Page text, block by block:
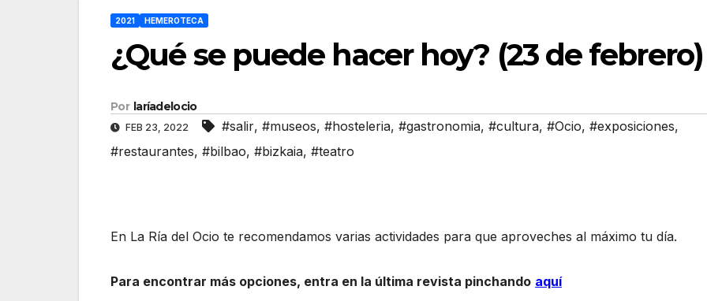
2021 HEMEROTECA
¿Qué se puede hacer hoy? (23 de febrero)
Por laríadelocio
FEB 23, 2022 #salir, #museos, #hosteleria, #gastronomia, #cultura, #Ocio, #exposiciones,
#restaurantes, #bilbao, #bizkaia, #teatro
En La Ría del Ocio te recomendamos varias actividades para que aproveches al máximo tu día.
Para encontrar más opciones, entra en la última revista pinchando aquí